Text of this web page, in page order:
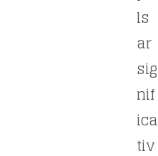
ls
ar
sig
nif
ica
tiv